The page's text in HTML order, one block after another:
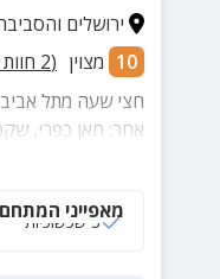
ירושלים
10 מצוין (
2
אחר: חאן כפרי,
אמיתית. המקום
מאובזר ושטח
מאפייני המתחם
3 שכשוכיות